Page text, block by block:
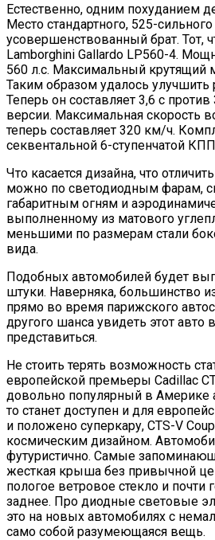
Естественно, одним похуданием
Место стандартного, 525-
усовершенствованный брат. Тот,
Lamborghini Gallardo LP560-4.
560 л.с. Максимальный крутящий
Таким образом удалось улучшить
Теперь он составляет 3,6 с против
версии. Максимальная скорость
теперь составляет 320 км/ч.
секвентальной 6-ступенчатой
Что касается дизайна, что
можно по светодиодным фарам,
габаритным огням и
выполненному из матового
меньшими по размерам стали
вида.
Подобных автомобилей будет
штуки. Наверняка, большинство
прямо во время парижского
другого шанса увидеть этот
представиться.
Не стоить терять возможность
европейской премьеры Cadillac
довольно популярный в Америке
то станет доступен и для
и положено суперкару, CTS-V
космическим дизайном.
футуристично. Самые
жесткая крыша без привычной
пологое ветровое стекло и почти
заднее. Про диодные световые
это на новых автомобилях с
само собой разумеющаяся вещь.